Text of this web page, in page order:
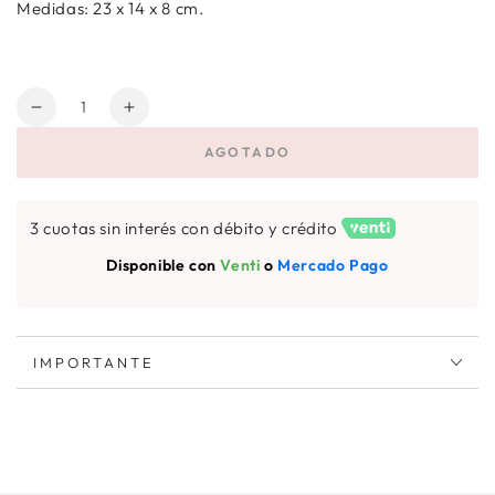
Medidas: 23 x 14 x 8 cm.
Cantidad
Reducir
FLORES
CEREZAS
Aumentar
FLORES
CEREZAS
AGOTADO
3 cuotas sin interés con débito y crédito
Disponible conVenti o Mercado Pago
IMPORTANTE